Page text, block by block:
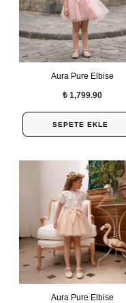
Aura Pure Elbise
₺ 1,799.90
SEPETE EKLE
Aura Pure Elbise